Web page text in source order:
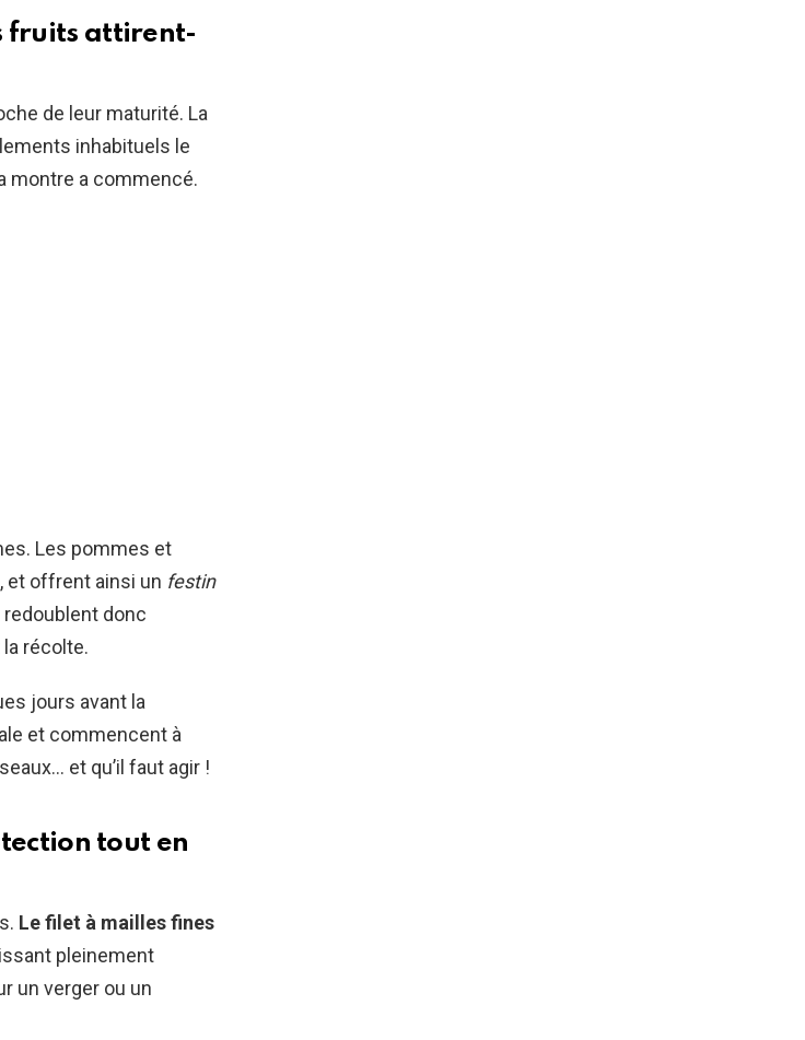
fruits attirent-
de leur maturité. La
inhabituels le
montre a commencé.
Les pommes et
et offrent ainsi un festin
donc
récolte.
jours avant la
et commencent à
et qu’il faut agir !
tout en
Le filet à mailles fines
pleinement
un verger ou un